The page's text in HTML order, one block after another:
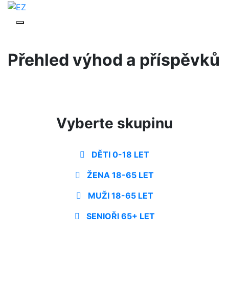
Přehled výhod a příspěvků
Vyberte skupinu
DĚTI 0-18 LET
ŽENA 18-65 LET
MUŽI 18-65 LET
SENIOŘI 65+ LET